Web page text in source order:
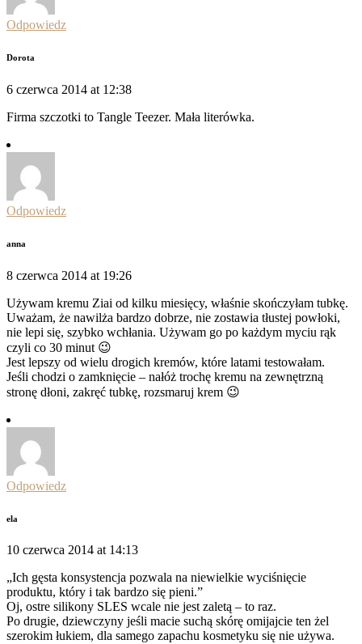
Odpowiedz
Dorota
6 czerwca 2014 at 12:38
Firma szczotki to Tangle Teezer. Mała literówka.
Odpowiedz
anna
8 czerwca 2014 at 19:26
Używam kremu Ziai od kilku miesięcy, właśnie skończyłam tubkę.
Uważam, że nawilża bardzo dobrze, nie zostawia tłustej powłoki,
nie lepi się, szybko wchłania. Używam go po każdym myciu rąk
czyli co 30 minut 😉
Jest lepszy od wielu drogich kremów, które latami testowałam.
Jeśli chodzi o zamknięcie – nałóż trochę kremu na zewnętrzną
stronę dłoni, zakręć tubkę, rozsmaruj krem 😉
Odpowiedz
ela
10 czerwca 2014 at 14:13
„Ich gęsta konsystencja pozwala na niewielkie wyciśnięcie
produktu, który i tak bardzo się pieni.”
Oj, ostre silikony SLES wcale nie jest zaletą – to raz.
Po drugie, dziewczyny jeśli macie suchą skórę omijajcie ten żel
szerokim łukiem, dla samego zapachu kosmetyku się nie używa.